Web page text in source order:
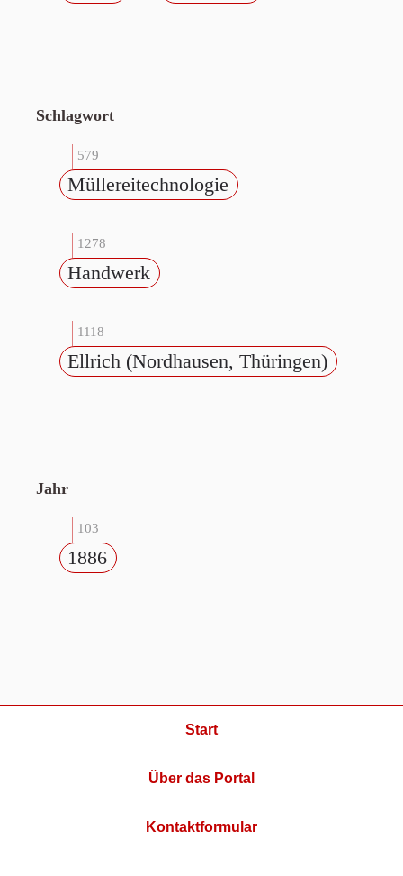
Schlagwort
579
Müllereitechnologie
1278
Handwerk
1118
Ellrich (Nordhausen, Thüringen)
Jahr
103
1886
Start
Über das Portal
Kontaktformular